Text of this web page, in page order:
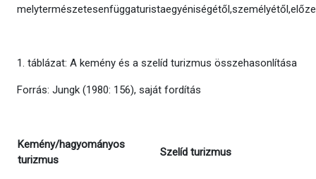
1. táblázat: A kemény és a szelíd turizmus összehasonlítása
Forrás: Jungk (1980: 156), saját fordítás
Kemény/hagyományos
turizmus
Szelíd turizmus